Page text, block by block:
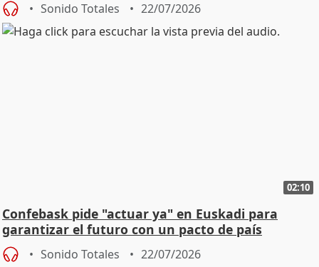
Sonido Totales 22/07/2026
02:10
Confebask pide "actuar ya" en Euskadi para
garantizar el futuro con un pacto de país
Sonido Totales 22/07/2026